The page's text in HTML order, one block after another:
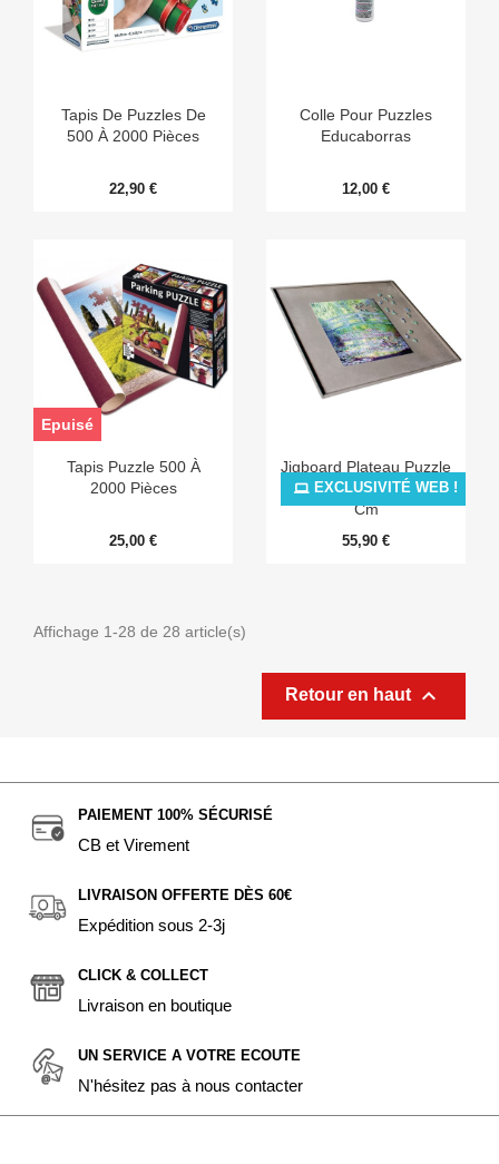
Tapis De Puzzles De
500 À 2000 Pièces
22,90 €
Colle Pour Puzzles
Educaborras
12,00 €
Tapis Puzzle 500 À
2000 Pièces
25,00 €
Epuisé
Jigboard Plateau Puzzle
500 Pièces : 52 X 40
Cm
55,90 €
EXCLUSIVITÉ WEB !
Affichage 1-28 de 28 article(s)
Retour en haut 
PAIEMENT 100% SÉCURISÉ
CB et Virement
LIVRAISON OFFERTE DÈS 60€
Expédition sous 2-3j
CLICK & COLLECT
Livraison en boutique
UN SERVICE A VOTRE ECOUTE
N'hésitez pas à nous contacter